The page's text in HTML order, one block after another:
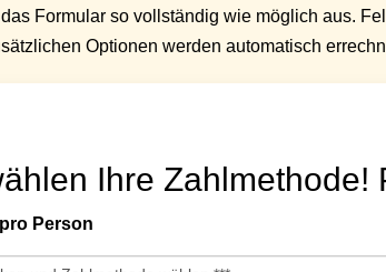
Formular so vollständig wie möglich aus.
Optionen werden automatisch
Ihre Zahlmethode!
Person